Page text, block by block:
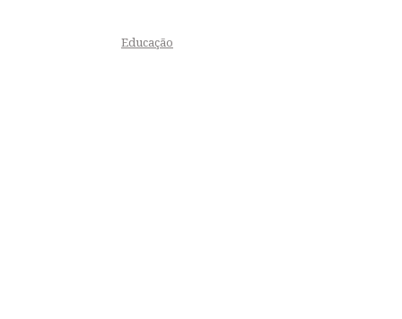
Educação